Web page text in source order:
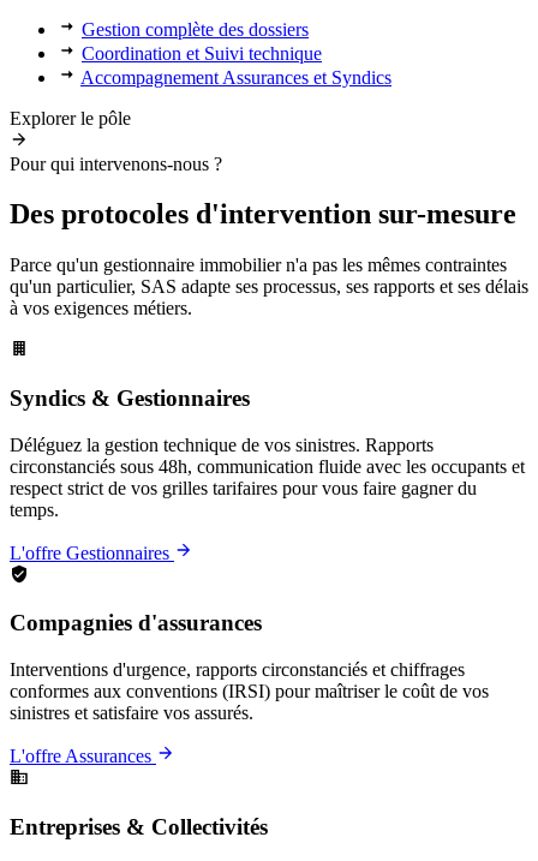
Gestion complète des dossiers
Coordination et Suivi technique
Accompagnement Assurances et Syndics
Explorer le pôle
Pour qui intervenons-nous ?
Des protocoles d'intervention sur-mesure
Parce qu'un gestionnaire immobilier n'a pas les mêmes contraintes
qu'un particulier, SAS adapte ses processus, ses rapports et ses délais
à vos exigences métiers.
Syndics & Gestionnaires
Déléguez la gestion technique de vos sinistres. Rapports
circonstanciés sous 48h, communication fluide avec les occupants et
respect strict de vos grilles tarifaires pour vous faire gagner du
temps.
L'offre Gestionnaires
Compagnies d'assurances
Interventions d'urgence, rapports circonstanciés et chiffrages
conformes aux conventions (IRSI) pour maîtriser le coût de vos
sinistres et satisfaire vos assurés.
L'offre Assurances
Entreprises & Collectivités